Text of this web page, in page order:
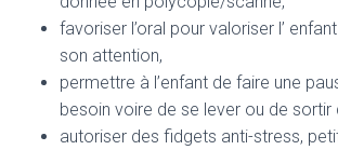
favoriser l’oral pour valoriser l’
son attention,
permettre à l’enfant de faire une
besoin voire de se lever ou de sortir
autoriser des fidgets anti-stress,